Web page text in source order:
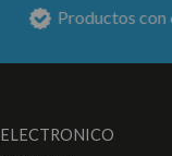
Productos con6
ELECTRONICO